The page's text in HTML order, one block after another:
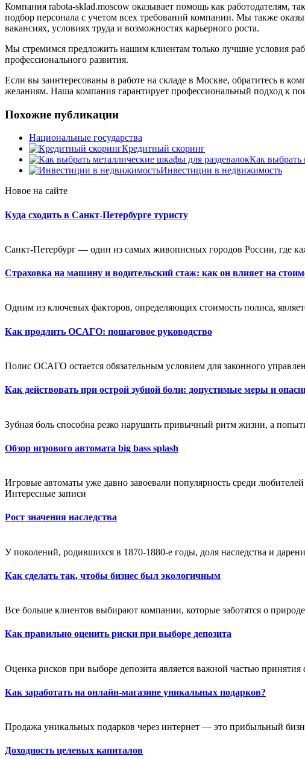
Компания rabota-sklad.moscow оказывает помощь как работодателям,
подбор персонала с учетом всех требований компании. Мы также
вакансиях, условиях труда и возможностях карьерного роста.
Мы стремимся предложить нашим клиентам только лучшие условия
профессионального развития.
Если вы заинтересованы в работе на складе в Москве, обратитесь в
желаниям. Наша компания гарантирует профессиональный подход к
Похожие публикации
Национальные государства
Кредитный скоринг
Как выбрать
Инвестиции в недвижимость
Новое на сайте
Куда сходить в Санкт-Петербурге туристу
Санкт-Петербург — один из самых живописных городов России, где
Страховка на машину и водительский стаж: как он влияет на
Одним из ключевых факторов, определяющих стоимость полиса,
Как продлить ОСАГО: пошаговое руководство
Полис ОСАГО остается обязательным условием для законного
Как действовать при острой зубной боли: допустимые меры и
Зубная боль способна резко нарушить привычный ритм жизни, а
Обзор игрового автомата big bass splash
Игровые автоматы уже давно завоевали популярность среди
Интересные записи
Рост значения наследства
У поколений, родившихся в 1870-1880-е годы, доля наследства и
Как сделать так, чтобы бизнес был экологичным
Все больше клиентов выбирают компании, которые заботятся о
Как правильно оценить риски при выборе депозита
Оценка рисков при выборе депозита является важной частью
Как заработать на онлайн-магазине уникальных подарков?
Продажа уникальных подарков через интернет — это прибыльный
Доходность целевых капиталов